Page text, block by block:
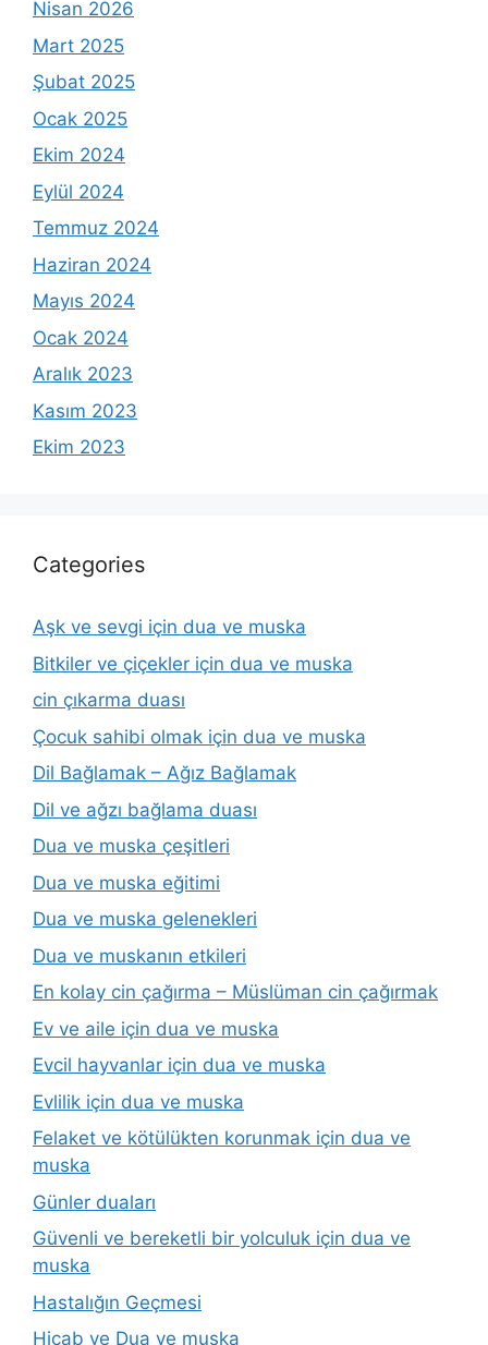
Nisan 2026
Mart 2025
Şubat 2025
Ocak 2025
Ekim 2024
Eylül 2024
Temmuz 2024
Haziran 2024
Mayıs 2024
Ocak 2024
Aralık 2023
Kasım 2023
Ekim 2023
Categories
Aşk ve sevgi için dua ve muska
Bitkiler ve çiçekler için dua ve muska
cin çıkarma duası
Çocuk sahibi olmak için dua ve muska
Dil Bağlamak – Ağız Bağlamak
Dil ve ağzı bağlama duası
Dua ve muska çeşitleri
Dua ve muska eğitimi
Dua ve muska gelenekleri
Dua ve muskanın etkileri
En kolay cin çağırma – Müslüman cin çağırmak
Ev ve aile için dua ve muska
Evcil hayvanlar için dua ve muska
Evlilik için dua ve muska
Felaket ve kötülükten korunmak için dua ve
muska
Günler duaları
Güvenli ve bereketli bir yolculuk için dua ve
muska
Hastalığın Geçmesi
Hicab ve Dua ve muska